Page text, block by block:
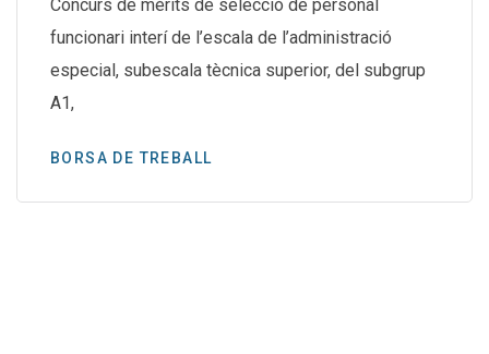
Concurs de mèrits de selecció de personal
funcionari interí de l’escala de l’administració
especial, subescala tècnica superior, del subgrup
A1,
BORSA DE TREBALL